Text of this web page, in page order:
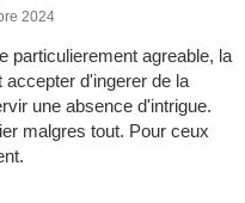
2024
particulierement agreable, la
d'ingerer de la
une absence d'intrigue.
malgres tout. Pour ceux